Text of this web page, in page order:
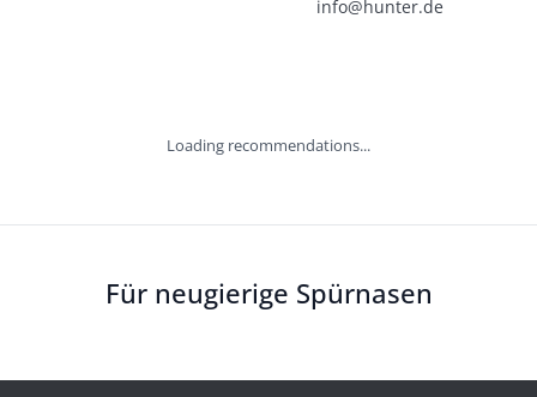
info@hunter.de
Loading recommendations...
Für neugierige Spürnasen